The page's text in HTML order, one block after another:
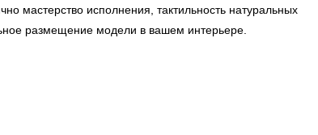
мастерство исполнения, тактильность натуральных
размещение модели в вашем интерьере.